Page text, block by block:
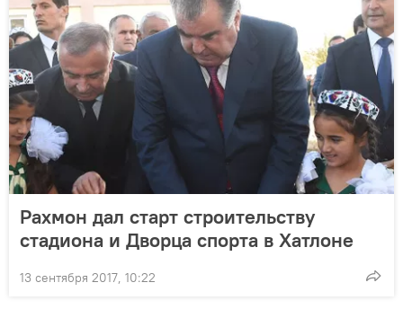
Рахмон дал старт строительству
стадиона и Дворца спорта в Хатлоне
13 сентября 2017, 10:22